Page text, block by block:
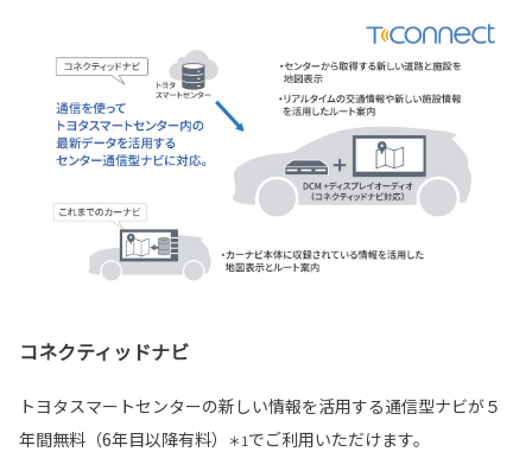
コネクティッドナビ
トヨタスマートセンターの新しい情報を活用する通信型ナビが５
年間無料（6年目以降有料）
＊1でご利用いただけます。